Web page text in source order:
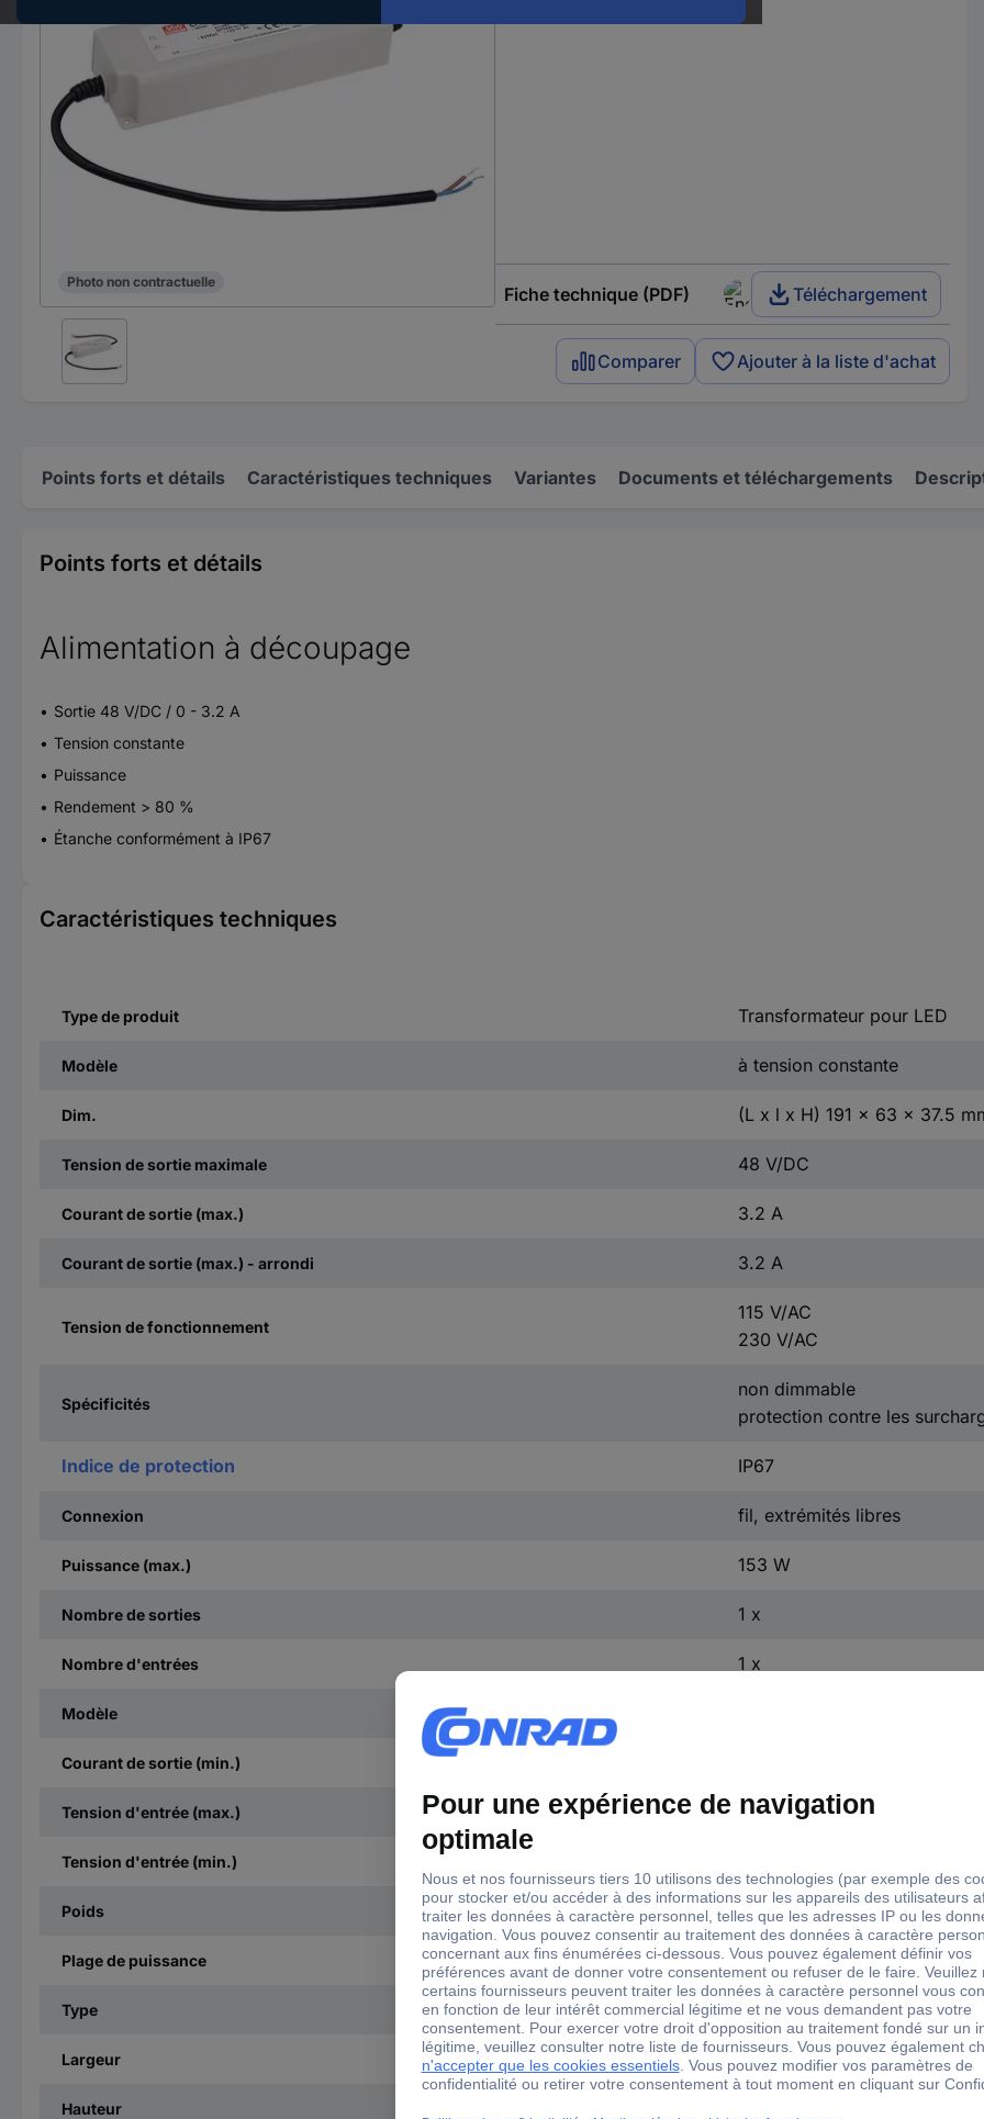
Photo non contractuelle
Fiche technique (PDF) Téléchargement
Comparer Ajouter à la liste d'achat
Points forts et détails Caractéristiques techniques Variantes Documents et téléchargements
Points forts et détails
Alimentation à découpage
Sortie 48 V/DC / 0 - 3.2 A
Tension constante
Puissance
Rendement > 80 %
Étanche conformément à IP67
Caractéristiques techniques
Type de produit Transformateur pour LED
Modèle à tension constante
Dim. (L x l x H) 191 x 63 x 37.5
Tension de sortie maximale 48 V/DC
Courant de sortie (max.) 3.2 A
Courant de sortie (max.) - arrondi 3.2 A
Tension de fonctionnement
115 V/AC
230 V/AC
Spécificités
non dimmable
protection contre les
Indice de protection IP67
Connexion fil, extrémités libres
Puissance (max.) 153 W
Nombre de sorties 1 x
Nombre d'entrées 1 x
Modèle
Courant de sortie (min.)
Tension d'entrée (max.) 305 V/AC
Tension d'entrée (min.)
Poids 740 g
Plage de puissance 153 W (max)
Type Cadencé
Largeur 63 mm
Hauteur